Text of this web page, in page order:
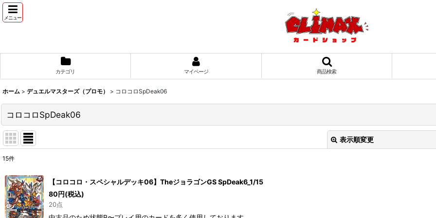
メニュー
カテゴリ マイページ 商品検索
ホーム > デュエルマスターズ（プロモ） > コロコロSpDeak06
コロコロSpDeak06
表示順変更
並び順:
15件
【コロコロ・スペシャルデッキ06】TheジョラゴンGS SpDeak6_1/15
80 円(税込)
20点